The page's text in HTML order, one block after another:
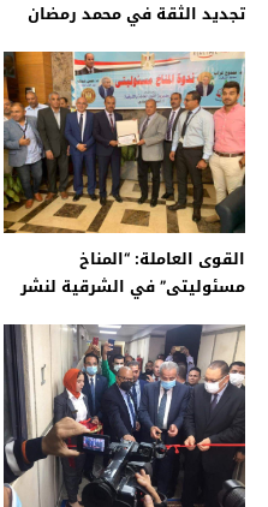
تجديد الثقة في محمد رمضان
والتعليم بالشرقية
القوى العاملة: “المناخ
مسئوليتى” في الشرقية لنشر